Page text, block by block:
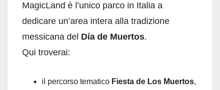
MagicLand è l’unico parco in Italia a
dedicare un’area intera alla tradizione
messicana del Día de Muertos.
Qui troverai:
il percorso tematico Fiesta de Los Muertos,